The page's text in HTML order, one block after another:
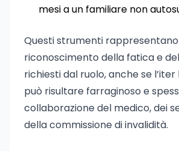
mesi a un familiare non
Questi strumenti
riconoscimento della fatica e
richiesti dal ruolo, anche se
può risultare farraginoso e
collaborazione del medico, dei
della commissione di invalidità.